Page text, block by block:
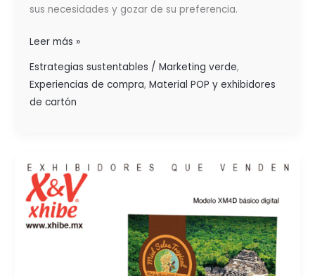
sus necesidades y gozar de su preferencia.
Leer más »
Estrategias sustentables / Marketing verde,
Experiencias de compra, Material POP y exhibidores
de cartón
IMPACTO
DE
LOS
MENSAJES